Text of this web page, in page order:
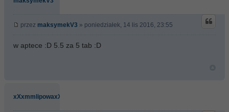
przez maksymekV3 » poniedziałek, 14 lis 2016, 23:55
w aptece :D 5.5 za 5 tab :D
xXxmmlipowaxXx